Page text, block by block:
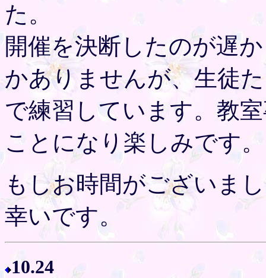
た。
開催を決断したのが遅
かありませんが、生徒
で練習しています。教
ことになり楽しみです。
もしお時間がございま
幸いです。
10.24